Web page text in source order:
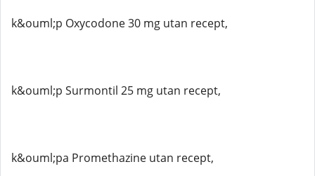
k&ouml;p Oxycodone 30 mg utan recept,
k&ouml;p Surmontil 25 mg utan recept,
k&ouml;pa Promethazine utan recept,